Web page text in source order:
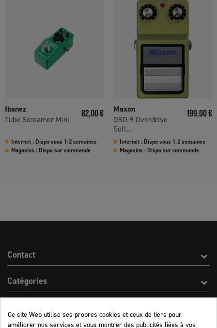
Ibanez
Tube Screamer Mini
Prix
82,00 €
Internet : Dispo sous 1-2 semaines
Magasins : Dispo sur commande
Maxon
OSD-9 Overdrive
Soft...
Prix
199,00 €
Internet : Dispo sous 1-2 semaines
Magasins : Dispo sur commande
Contact
Catégories
Ce site Web utilise ses propres cookies et ceux de tiers pour
améliorer nos services et vous montrer des publicités liées à vos